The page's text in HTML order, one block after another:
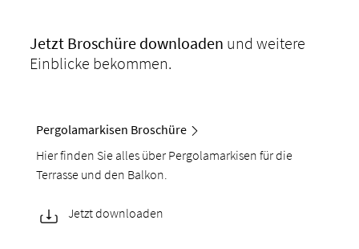
Jetzt Broschüre downloaden und weitere
Einblicke bekommen.
Pergolamarkisen Broschüre
Hier finden Sie alles über Pergolamarkisen für die
Terrasse und den Balkon.
Jetzt downloaden